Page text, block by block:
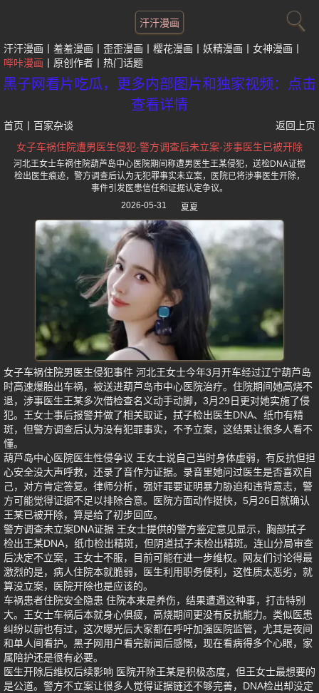
汗汗漫画
汗汗漫画 羞羞漫画 歪歪漫画 樱花漫画 妖精漫画
女神漫画
哔咔漫画
原创作者 热门话题
黑子网看片吃瓜，更多内部图片和独家视频：点击
查看详情
首页 百家杂谈
返回上页
女子车祸住院遭男医生侵犯-警方调查后未立案-涉事医生已被开除
河北王女士车祸住院葫芦岛中心医院期间称遭男医生王某侵犯，送检DNA证据
检出医生痕迹，警方调查后认为无犯罪事实未立案，医院已将涉事医生开除，
事件引发医患信任和证据认定争议。
2026-05-31
夏夏
女子车祸住院男医生侵犯事件 河北王女士今年3月开车经过辽宁葫芦岛
时高速爆胎出车祸，被送进葫芦岛市中心医院治疗。住院期间她高烧不
退，涉事医生王某多次借检查名义动手动脚，3月29日更对她实施了侵
犯。王女士事后报警并做了相关取证，拭子检出医生DNA、纸巾有精
斑，但警方调查后认为没有犯罪事实，不予立案，这结果让很多人看不
懂。
葫芦岛中心医院医生性侵争议 王女士说自己当时身体虚弱，有反抗但担
心安全没大声呼救，还录了音作为证据。录音里她问过医生是否喜欢自
己，对方肯定答复。律师分析，强奸罪要证明暴力胁迫和违背意志，警
方可能觉得证据不足以排除合意。医院方面动作挺快，5月26日就确认
王某已被开除，算是给了初步回应。
警方调查未立案DNA证据 王女士提供的警方鉴定意见显示，胸部拭子
检出王某DNA，纸巾检出精斑，但阴道拭子未检出精斑。连山分局审查
后决定不立案，王女士不服，目前可能在进一步维权。网友们讨论得最
激烈的是，病人住院本就脆弱，医生利用职务便利，这性质太恶劣，就
算没立案，医院开除也是应该的。
车祸患者住院安全隐患 住院本来是养伤，结果遭遇这种事，打击特别
大。王女士车祸后本就身心俱疲，高烧期间更没有反抗能力。类似医患
纠纷以前也有过，这次曝光后大家都在呼吁加强医院监管，尤其是夜间
和单人间看护。黑子网用户看完新闻后感慨，现在看病得多个心眼，家
属陪护还是很有必要。
医生开除后维权后续影响 医院开除王某是积极态度，但王女士最想要的
是公道。警方不立案让很多人觉得证据链还不够完善，DNA检出却没定